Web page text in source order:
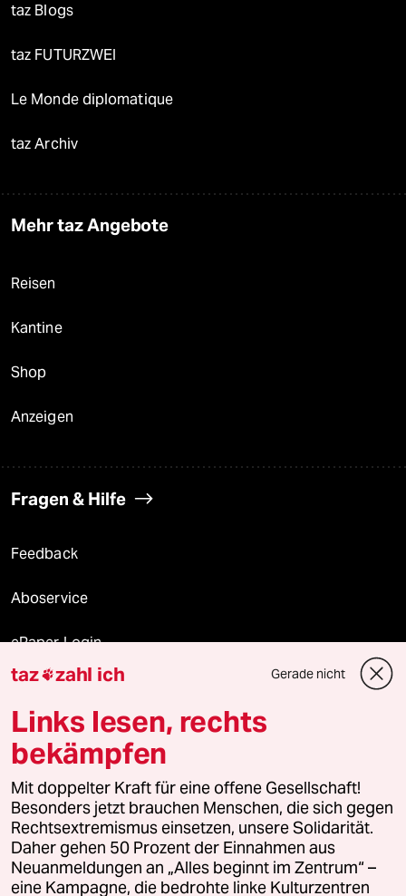
taz Blogs
taz FUTURZWEI
Le Monde diplomatique
taz Archiv
Mehr taz Angebote
Reisen
Kantine
Shop
Anzeigen
Fragen & Hilfe
Feedback
Aboservice
ePaper Login
Downloads für Abonnierende
© 2026 taz Verlags und Vertriebs GmbH
Alle Rechte vorbehalten. Bei rechtlichen Fragen oder für Genehmigungen
wenden Sie sich bitte an
lizenzen@taz.de
Feedback Redaktionsstatut Kommune-Richtlinien
taz zahl ich Gerade nicht
Links lesen, rechts
bekämpfen
Mit doppelter Kraft für eine offene Gesellschaft!
Besonders jetzt brauchen Menschen, die sich gegen
Rechtsextremismus einsetzen, unsere Solidarität.
Daher gehen 50 Prozent der Einnahmen aus
Neuanmeldungen an „Alles beginnt im Zentrum“ –
eine Kampagne, die bedrohte linke Kulturzentren